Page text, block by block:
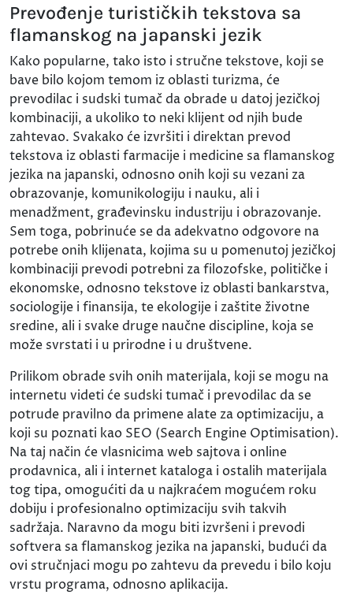
Prevođenje turističkih tekstova sa
flamanskog na japanski jezik
Kako popularne, tako isto i stručne tekstove, koji se
bave bilo kojom temom iz oblasti turizma, će
prevodilac i sudski tumač da obrade u datoj jezičkoj
kombinaciji, a ukoliko to neki klijent od njih bude
zahtevao. Svakako će izvršiti i direktan prevod
tekstova iz oblasti farmacije i medicine sa flamanskog
jezika na japanski, odnosno onih koji su vezani za
obrazovanje, komunikologiju i nauku, ali i
menadžment, građevinsku industriju i obrazovanje.
Sem toga, pobrinuće se da adekvatno odgovore na
potrebe onih klijenata, kojima su u pomenutoj jezičkoj
kombinaciji prevodi potrebni za filozofske, političke i
ekonomske, odnosno tekstove iz oblasti bankarstva,
sociologije i finansija, te ekologije i zaštite životne
sredine, ali i svake druge naučne discipline, koja se
može svrstati i u prirodne i u društvene.
Prilikom obrade svih onih materijala, koji se mogu na
internetu videti će sudski tumač i prevodilac da se
potrude pravilno da primene alate za optimizaciju, a
koji su poznati kao SEO (Search Engine Optimisation).
Na taj način će vlasnicima web sajtova i online
prodavnica, ali i internet kataloga i ostalih materijala
tog tipa, omogućiti da u najkraćem mogućem roku
dobiju i profesionalno optimizaciju svih takvih
sadržaja. Naravno da mogu biti izvršeni i prevodi
softvera sa flamanskog jezika na japanski, budući da
ovi stručnjaci mogu po zahtevu da prevedu i bilo koju
vrstu programa, odnosno aplikacija.